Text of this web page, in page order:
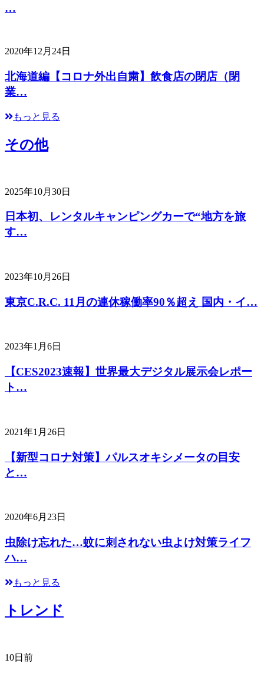
…
2020年12月24日
北海道編【コロナ外出自粛】飲食店の閉店（閉
業…
もっと見る
その他
2025年10月30日
日本初、レンタルキャンピングカーで“地方を旅
す…
2023年10月26日
東京C.R.C. 11月の連休稼働率90％超え 国内・イ…
2023年1月6日
【CES2023速報】世界最大デジタル展示会レポー
ト…
2021年1月26日
【新型コロナ対策】パルスオキシメータの目安
と…
2020年6月23日
虫除け忘れた…蚊に刺されない虫よけ対策ライフ
ハ…
もっと見る
トレンド
10日前